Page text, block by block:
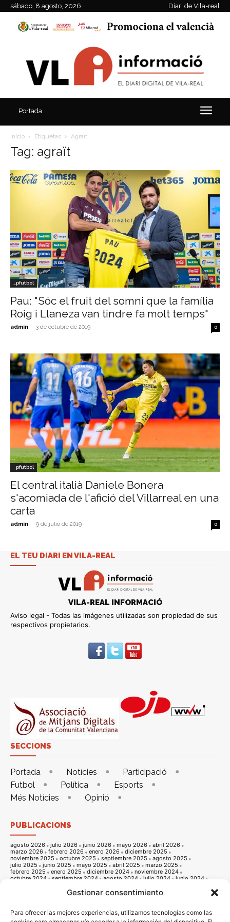
Gestionar consentimiento
Para ofrecer las mejores experiencias, utilizamos tecnologías como las
sábado, 8 agosto, 2026 Diari de Vila-real
Portada
Inicio Etiquetas Agraït
Tag: agraït
_pfutbol
Pau: "Sóc el fruit del somni que la família
Roig i Llaneza van tindre fa molt temps"
admin - 3 de octubre de 2019 0
_pfutbol
El central italià Daniele Bonera
s'acomiada de l'afició del Villarreal en una
carta
admin - 9 de julio de 2019 0
EL TEU DIARI EN VILA-REAL
VILA-REAL INFORMACIÓ
Aviso legal - Todas las imágenes utilizadas son propiedad de sus
respectivos propietarios.
SECCIONS
Portada Notícies
Participació
Futbol
Política
Esports
Més Notícies
Opinió
PUBLICACIONS
agosto 2026 julio 2026 junio 2026 mayo 2026
abril 2026
marzo 2026
febrero 2026 enero 2026
diciembre 2025
noviembre 2025
octubre 2025 septiembre 2025
agosto 2025
julio 2025
junio 2025 mayo 2025 abril 2025
marzo 2025
febrero 2025
enero 2025 diciembre 2024
noviembre 2024
octubre 2024
septiembre 2024 agosto 2024 julio 2024
junio 2024
noviembre 2023 octubre 2023
septiembre 2023
noviembre 2022
octubre 2022 septiembre 2022
agosto 2022
julio 2022
junio 2022 mayo 2022 abril 2022
marzo 2022